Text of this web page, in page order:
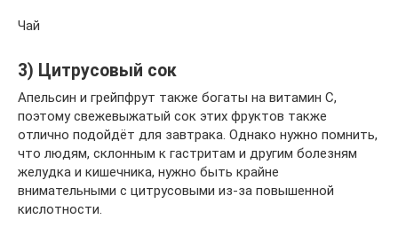
Чай
3) Цитрусовый сок
Апельсин и грейпфрут также богаты на витамин С,
поэтому свежевыжатый сок этих фруктов также
отлично подойдёт для завтрака. Однако нужно помнить,
что людям, склонным к гастритам и другим болезням
желудка и кишечника, нужно быть крайне
внимательными с цитрусовыми из-за повышенной
кислотности.